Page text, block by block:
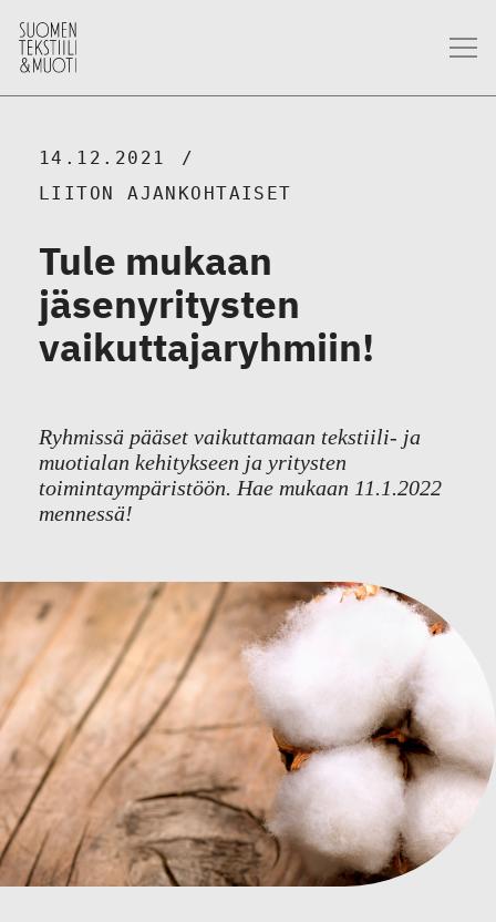
14.12.2021
LIITON AJANKOHTAISET
Tule mukaan
jäsenyritysten
vaikuttajaryhmiin!
Ryhmissä pääset vaikuttamaan tekstiili- ja
muotialan kehitykseen ja yritysten
toimintaympäristöön. Hae mukaan 11.1.2022
mennessä!